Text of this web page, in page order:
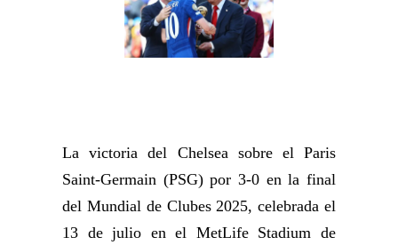
La victoria del Chelsea sobre el Paris
Saint-Germain (PSG) por 3‑0 en la final
del Mundial de Clubes 2025, celebrada el
13 de julio en el MetLife Stadium de